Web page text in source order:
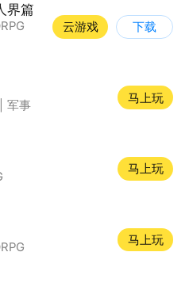
界篇
云游戏 下载
军事
马上玩
马上玩
马上玩